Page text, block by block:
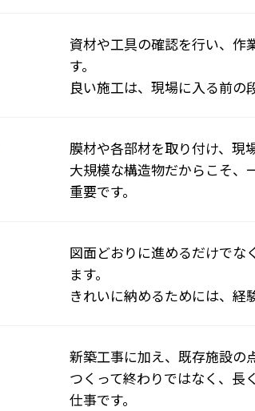
資材や工具の確認を行い、作
す。
良い施工は、現場に入る前の
膜材や各部材を取り付け、現
大規模な構造物だからこそ、
重要です。
図面どおりに進めるだけでな
ます。
きれいに納めるためには、経
新築工事に加え、既存施設の
つくって終わりではなく、長
仕事です。